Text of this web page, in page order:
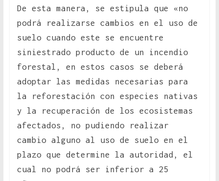
De esta manera, se estipula que «no
podrá realizarse cambios en el uso de
suelo cuando este se encuentre
siniestrado producto de un incendio
forestal, en estos casos se deberá
adoptar las medidas necesarias para
la reforestación con especies nativas
y la recuperación de los ecosistemas
afectados, no pudiendo realizar
cambio alguno al uso de suelo en el
plazo que determine la autoridad, el
cual no podrá ser inferior a 25